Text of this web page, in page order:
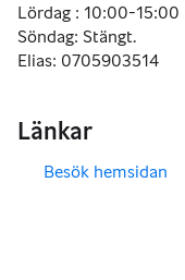
Lördag : 10:00-15:00
Söndag: Stängt.
Elias: 0705903514
Länkar
Besök hemsidan